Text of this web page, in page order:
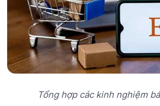
Tổng hợp các kinh nghiệm